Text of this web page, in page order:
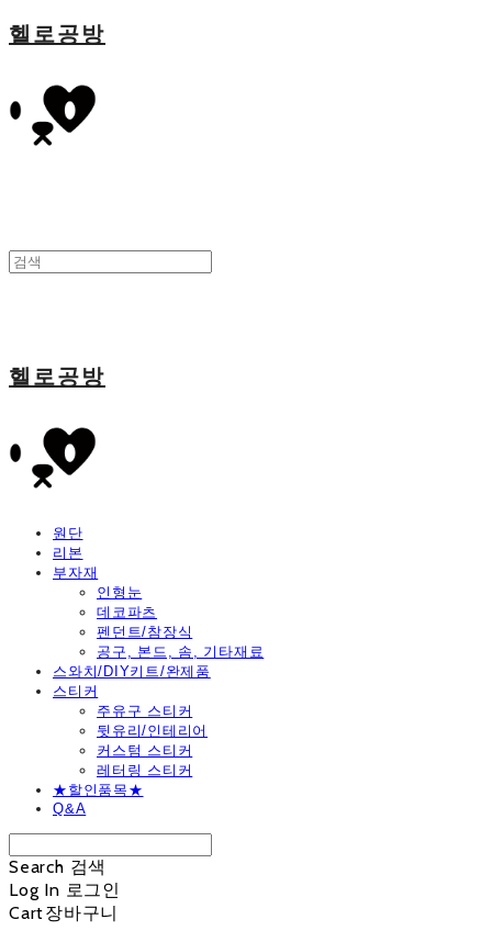
헬로공방
헬로공방
원단
리본
부자재
인형눈
데코파츠
펜던트/참장식
공구, 본드, 솜, 기타재료
스와치/DIY키트/완제품
스티커
주유구 스티커
뒷유리/인테리어
커스텀 스티커
레터링 스티커
★할인품목★
Q&A
Search 검색
Log In 로그인
Cart장바구니